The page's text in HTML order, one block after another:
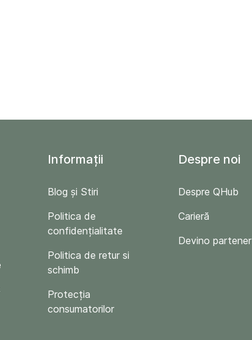
Informații
Blog și Stiri
Politica de
confidențialitate
Politica de retur si
schimb
Protecția
consumatorilor
Despre noi
Despre QHub
Carieră
Devino partener